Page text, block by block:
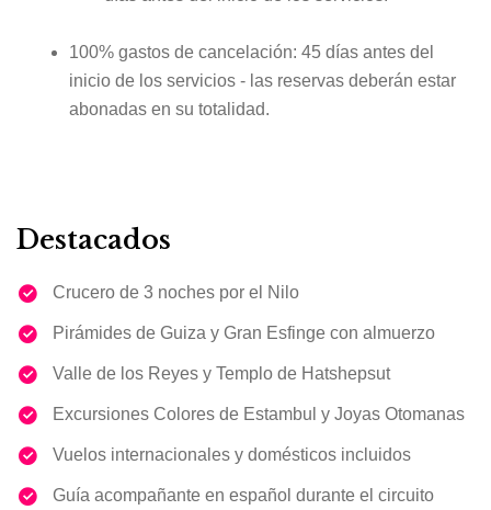
100% gastos de cancelación: 45 días antes del
inicio de los servicios - las reservas deberán estar
abonadas en su totalidad.
Destacados
Crucero de 3 noches por el Nilo
Pirámides de Guiza y Gran Esfinge con almuerzo
Valle de los Reyes y Templo de Hatshepsut
Excursiones Colores de Estambul y Joyas Otomanas
Vuelos internacionales y domésticos incluidos
Guía acompañante en español durante el circuito